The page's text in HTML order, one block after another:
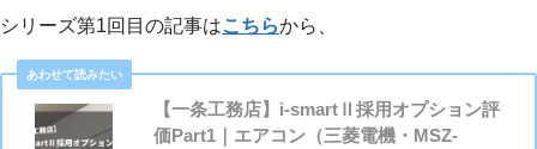
シリーズ第1回目の記事はこちらから、
【一条工務店】i-smartⅡ採用オプション評
価Part1｜エアコン（三菱電機・MSZ-